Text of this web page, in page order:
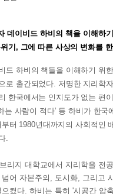
데이비드 하비의 책을 이해하
기, 그에 따른 사상의 변화를
드 하비의 책들을 이해하기 위
로 출간되었다. 저명한 지리학
한국에서는 인지도가 없는 편
는 사람이 적다’ 등 하비가 한
터 1980년대까지의 사회적인
.
리지 대학교에서 지리학을 전
어 자본주의, 도시화, 그리고
켰다. 하비는 특히 '시공간 압